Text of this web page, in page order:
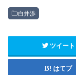
白井渉
ツイート
はてブ